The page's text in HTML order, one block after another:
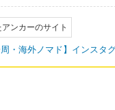
ンカーのサイト
周・海外ノマド】インスタ